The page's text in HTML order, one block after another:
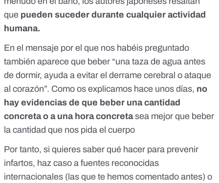
que pueden suceder durante cualquier actividad
humana.
En el mensaje por el que nos habéis preguntado
también aparece que beber “una taza de agua antes
de dormir, ayuda a evitar el derrame cerebral o ataque
al corazón”. Como os explicamos hace unos días, no
hay evidencias de que beber una cantidad
concretao a una hora concretasea mejor que beber
la cantidad que nos pida el cuerpo
Por tanto, si quieres saber qué hacer para prevenir
infartos, haz caso a fuentes reconocidas
internacionales (las que te hemos comentado antes) o